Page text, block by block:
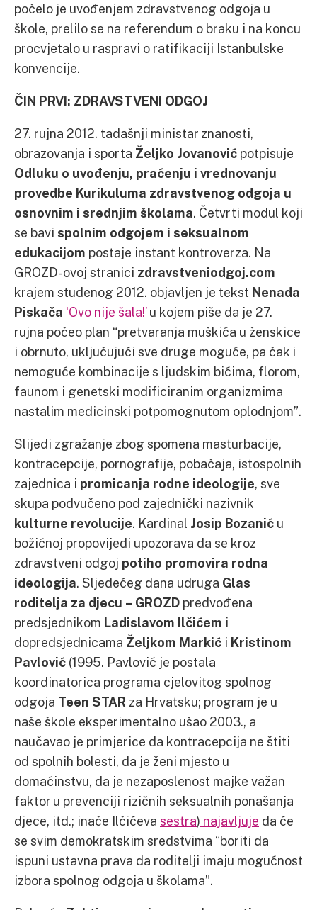
počelo je uvođenjem zdravstvenog odgoja u
škole, prelilo se na referendum o braku i na koncu
procvjetalo u raspravi o ratifikaciji Istanbulske
konvencije.
ČIN PRVI: ZDRAVSTVENI ODGOJ
27. rujna 2012. tadašnji ministar znanosti,
obrazovanja i sporta Željko Jovanović potpisuje
Odluku o uvođenju, praćenju i vrednovanju
provedbe Kurikuluma zdravstvenog odgoja u
osnovnim i srednjim školama. Četvrti modul koji
se bavi spolnim odgojem i seksualnom
edukacijom postaje instant kontroverza. Na
GROZD-ovoj stranici zdravstveniodgoj.com
krajem studenog 2012. objavljen je tekst Nenada
Piskača ‘Ovo nije šala!’u kojem piše da je 27.
rujna počeo plan “pretvaranja muškića u ženskice
i obrnuto, uključujući sve druge moguće, pa čak i
nemoguće kombinacije s ljudskim bićima, florom,
faunom i genetski modificiranim organizmima
nastalim medicinski potpomognutom oplodnjom”.
Slijedi zgražanje zbog spomena masturbacije,
kontracepcije, pornografije, pobačaja, istospolnih
zajednica i promicanja rodne ideologije, sve
skupa podvučeno pod zajednički nazivnik
kulturne revolucije. Kardinal Josip Bozanić u
božićnoj propovijedi upozorava da se kroz
zdravstveni odgoj potiho promovira rodna
ideologija. Sljedećeg dana udruga Glas
roditelja za djecu – GROZD predvođena
predsjednikom Ladislavom Ilčićem i
dopredsjednicama Željkom Markić i Kristinom
Pavlović (1995. Pavlović je postala
koordinatorica programa cjelovitog spolnog
odgoja Teen STAR za Hrvatsku; program je u
naše škole eksperimentalno ušao 2003., a
naučavao je primjerice da kontracepcija ne štiti
od spolnih bolesti, da je ženi mjesto u
domaćinstvu, da je nezaposlenost majke važan
faktor u prevenciji rizičnih seksualnih ponašanja
djece, itd.; inače Ilčićeva sestra) najavljuje da će
se svim demokratskim sredstvima “boriti da
ispuni ustavna prava da roditelji imaju mogućnost
izbora spolnog odgoja u školama”.